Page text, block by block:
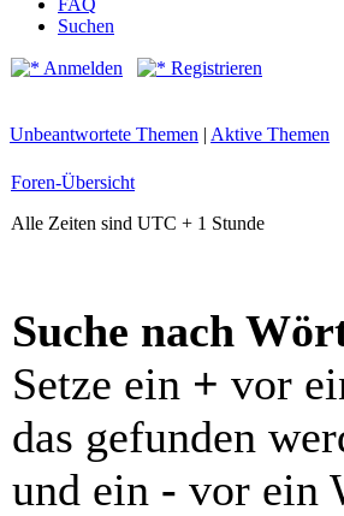
FAQ
Suchen
Anmelden Registrieren
Unbeantwortete Themen | Aktive Themen
Foren-Übersicht
Alle Zeiten sind UTC + 1 Stunde
Suche nach
Setze ein + vor
das gefunden
und ein - vor ein